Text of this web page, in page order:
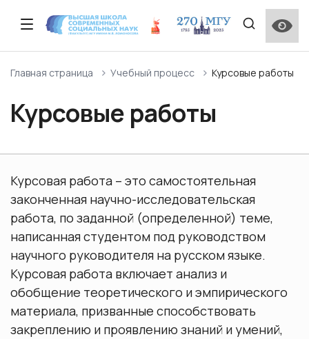
Описание факультета
Описание программ подготовки ВШССН
Нормативные документы
Партнеры ВШССН
Прием 2026 года
Контакты и график работы приемной комиссии
Поступление иностранных граждан (外国用户入口)
Перевод и восстановление
ВШССН школьникам
Образовательные стандарты и
специализированные компетенции
Программа подготовки Бакалавриат
Программа подготовки Аспирантура
Итоговая государственная аттестация
Практическая подготовка и НИР
Курсовые работы
Сведения о наличии материально-технической
базы для использования инвалидами и лицами с
Сведения об адаптации ОПОП ВО для обучения
лиц с ограниченными возможностями здоровья
Научная деятельность
Научные проекты
Социологическая школа ВШССН МГУ имени М. В.
Ломоносова
Приказ о создании ученого совета ВШССН МГУ
Состав Ученого совета ВШССН МГУ
Программы повышения квалификации
Дополнительные общеобразовательные
программы
Студенческий актив ВШССН МГУ
Институт кураторства на факультете ВШССН МГУ
Общежитие
Отзывы работодателей
Опрос выпускников
Личный кабинет студента и преподавателя МГУ
имени М.В. Ломоносова
Справочник первокурсника
Порядок перехода на бюджетную форму
обучения
Количество вакантных бюджетных мест
О поселении иногородних абитуриентов в
общежитии МГУ им. М.В. Ломоносова
Главная страница Учебный процесс Курсовые работы
Курсовые работы
Курсовая работа – это самостоятельная
законченная научно-исследовательская
работа, по заданной (определенной) теме,
написанная студентом под руководством
научного руководителя на русском языке.
Курсовая работа включает анализ и
обобщение теоретического и эмпирического
материала, призванные способствовать
закреплению и проявлению знаний и умений,